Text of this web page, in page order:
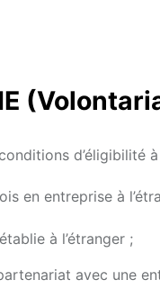
d’éligibilité
en entreprise à
à l’étranger ;
avec une